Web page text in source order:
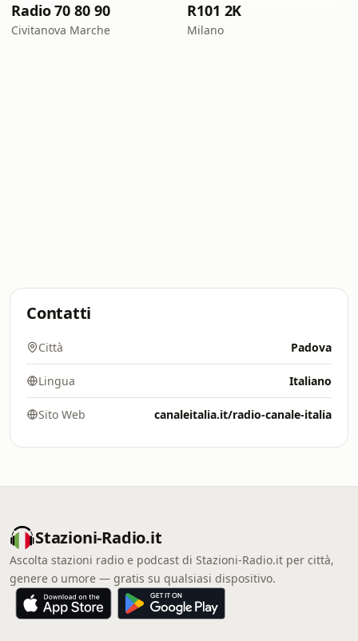
Radio 70 80 90
Civitanova Marche
R101 2K
Milano
Contatti
Città Padova
Lingua Italiano
Sito Web canaleitalia.it/radio-canale-italia
Stazioni-Radio.it
Ascolta stazioni radio e podcast di Stazioni-Radio.it per città,
genere o umore — gratis su qualsiasi dispositivo.